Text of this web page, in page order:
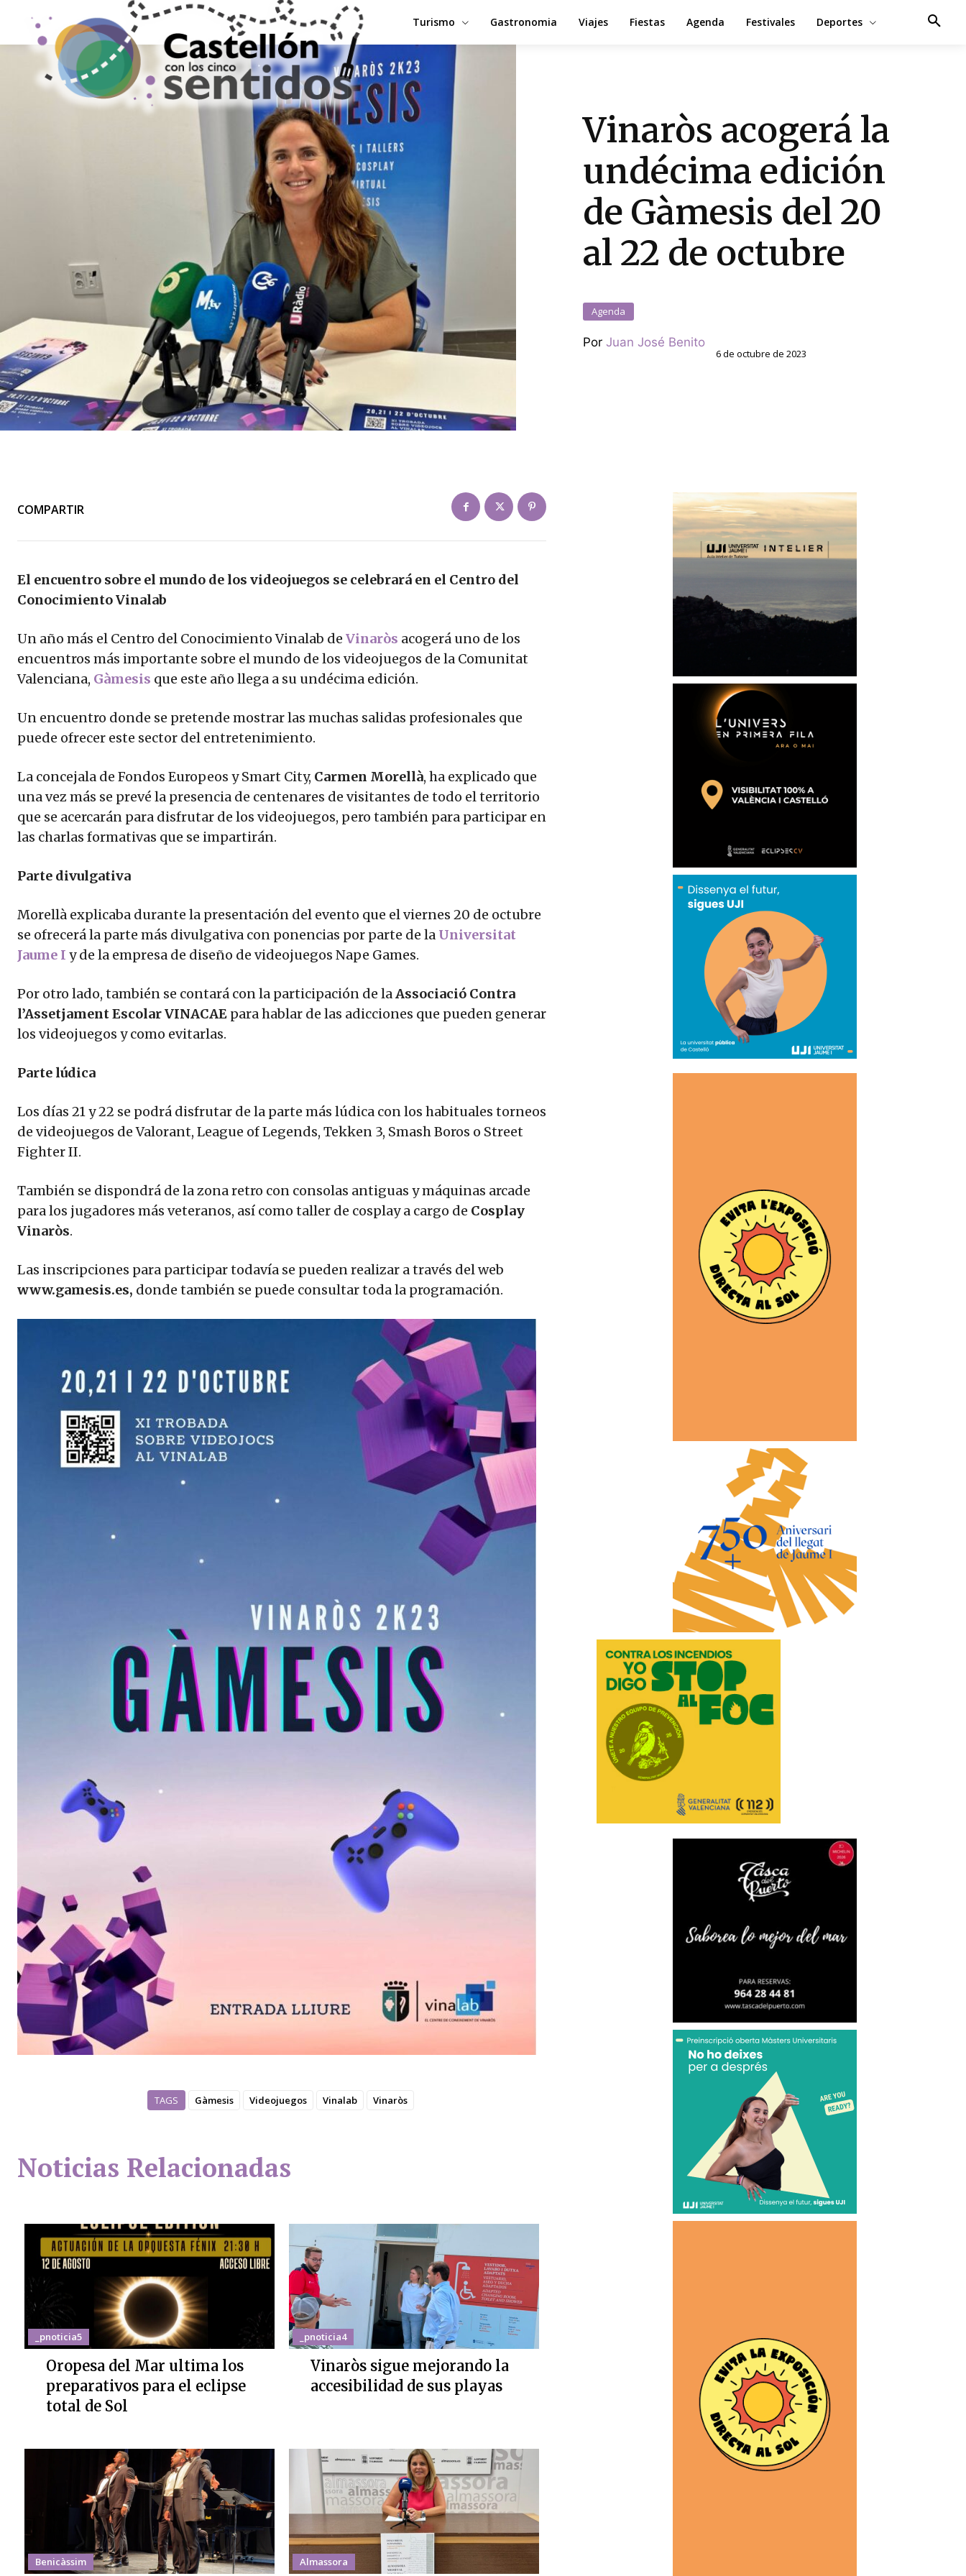
Turismo Gastronomia Viajes Fiestas Agenda Festivales Deportes
Vinaròs acogerá la
undécima edición
de Gàmesis del 20
al 22 de octubre
Agenda
PorJuan José Benito
6 de octubre de 2023
COMPARTIR
El encuentro sobre el mundo de los videojuegos se celebrará en el Centro del
Conocimiento Vinalab
Un año más el Centro del Conocimiento Vinalab de Vinaròs acogerá uno de los
encuentros más importante sobre el mundo de los videojuegos de la Comunitat
Valenciana, Gàmesis que este año llega a su undécima edición.
Un encuentro donde se pretende mostrar las muchas salidas profesionales que
puede ofrecer este sector del entretenimiento.
La concejala de Fondos Europeos y Smart City, Carmen Morellà, ha explicado que
una vez más se prevé la presencia de centenares de visitantes de todo el territorio
que se acercarán para disfrutar de los videojuegos, pero también para participar en
las charlas formativas que se impartirán.
Parte divulgativa
Morellà explicaba durante la presentación del evento que el viernes 20 de octubre
se ofrecerá la parte más divulgativa con ponencias por parte de la Universitat
Jaume I y de la empresa de diseño de videojuegos Nape Games.
Por otro lado, también se contará con la participación de laAssociació Contra
l’Assetjament EscolarVINACAE para hablar de las adicciones que pueden generar
los videojuegos y como evitarlas.
Parte lúdica
Los días 21 y 22 se podrá disfrutar de la parte más lúdica con los habituales torneos
de videojuegos de Valorant, League of Legends, Tekken 3, Smash Boros o Street
Fighter II.
También se dispondrá de la zona retro con consolas antiguas y máquinas arcade
para los jugadores más veteranos, así como taller de cosplay a cargo de Cosplay
Vinaròs.
Las inscripciones para participar todavía se pueden realizar a través del web
www.gamesis.es, donde también se puede consultar toda la programación.
TAGS Gàmesis Videojuegos Vinalab Vinaròs
Noticias Relacionadas
_pnoticia5
Oropesa del Mar ultima los
preparativos para el eclipse
total de Sol
_pnoticia4
Vinaròs sigue mejorando la
accesibilidad de sus playas
Benicàssim Almassora